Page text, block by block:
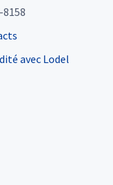
avec Lodel